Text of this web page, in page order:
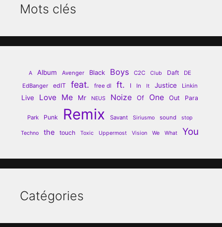
Mots clés
A Album Avenger Black Boys C2C Club Daft
DE
EdBanger
edIT feat. free dl ft. I In It Justice Linkin
Live Love Me Mr NEUS Noize Of One Out Para
Park Punk Remix Savant Siriusmo sound stop
Techno the touch Toxic Uppermost Vision We What You
Catégories